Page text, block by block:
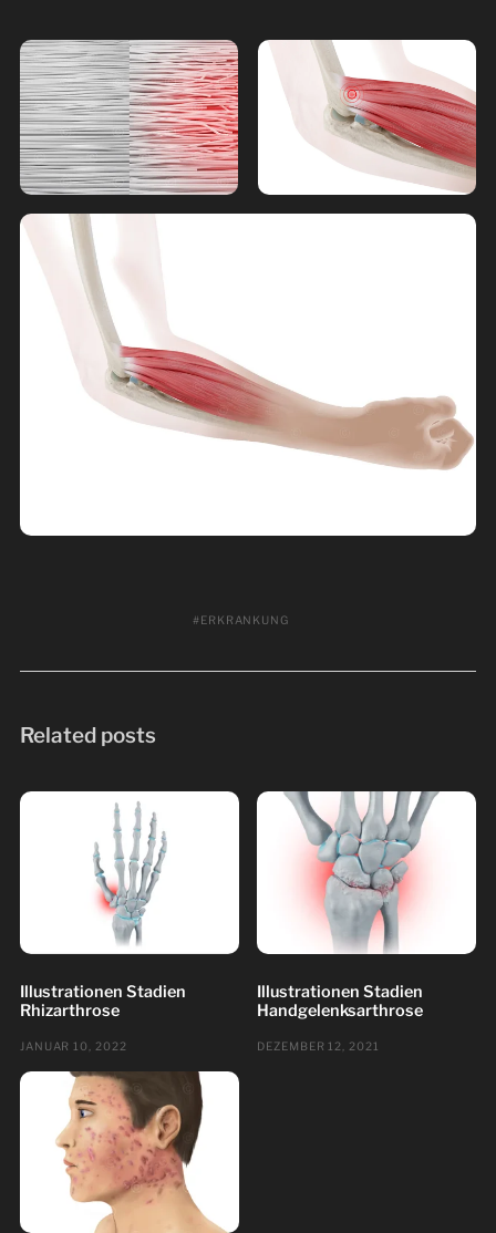
ERKRANKUNG
Related posts
Illustrationen Stadien
Rhizarthrose
JANUAR 10, 2022
Illustrationen Stadien
Handgelenksarthrose
DEZEMBER 12, 2021